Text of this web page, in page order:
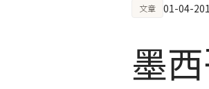
文章 01-04-
墨